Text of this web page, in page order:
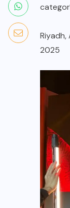
2025